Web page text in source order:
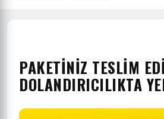
PAKETINIZ TESLIM
DOLANDIRICILIKTA